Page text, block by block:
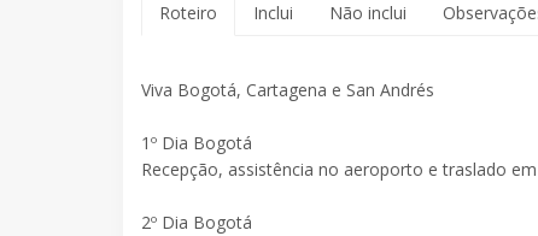
Roteiro Inclui Não inclui
Viva Bogotá, Cartagena e San Andrés
1º Dia Bogotá
Recepção, assistência no aeroporto e traslado
2º Dia Bogotá